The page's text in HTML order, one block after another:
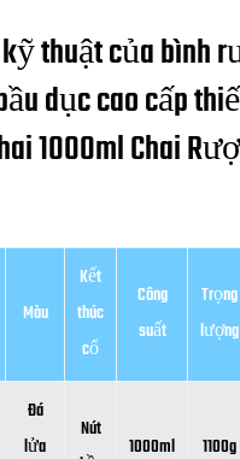
thuật của bình
dục cao cấp
1000ml Chai
Màu
Kết
thúc
cổ
Công
suất
Trọng
lượng
Đá
lửa
Nút
1000ml 1100g